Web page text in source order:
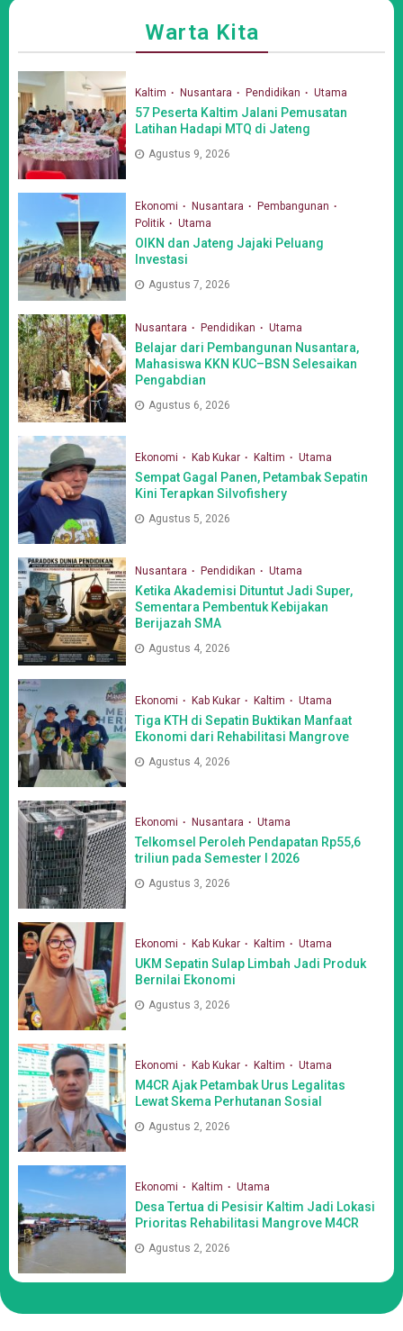
Warta Kita
Kaltim Nusantara Pendidikan Utama
57 Peserta Kaltim Jalani Pemusatan
Latihan Hadapi MTQ di Jateng
Agustus 9, 2026
Ekonomi Nusantara
Pembangunan
Politik
Utama
OIKN dan Jateng Jajaki Peluang
Investasi
Agustus 7, 2026
Nusantara Pendidikan Utama
Belajar dari Pembangunan Nusantara,
Mahasiswa KKN KUC–BSN Selesaikan
Pengabdian
Agustus 6, 2026
Ekonomi Kab Kukar Kaltim Utama
Sempat Gagal Panen, Petambak Sepatin
Kini Terapkan Silvofishery
Agustus 5, 2026
Nusantara Pendidikan Utama
Ketika Akademisi Dituntut Jadi Super,
Sementara Pembentuk Kebijakan
Berijazah SMA
Agustus 4, 2026
Ekonomi Kab Kukar Kaltim Utama
Tiga KTH di Sepatin Buktikan Manfaat
Ekonomi dari Rehabilitasi Mangrove
Agustus 4, 2026
Ekonomi Nusantara Utama
Telkomsel Peroleh Pendapatan Rp55,6
triliun pada Semester I 2026
Agustus 3, 2026
Ekonomi Kab Kukar Kaltim Utama
UKM Sepatin Sulap Limbah Jadi Produk
Bernilai Ekonomi
Agustus 3, 2026
Ekonomi Kab Kukar Kaltim Utama
M4CR Ajak Petambak Urus Legalitas
Lewat Skema Perhutanan Sosial
Agustus 2, 2026
Ekonomi Kaltim Utama
Desa Tertua di Pesisir Kaltim Jadi Lokasi
Prioritas Rehabilitasi Mangrove M4CR
Agustus 2, 2026